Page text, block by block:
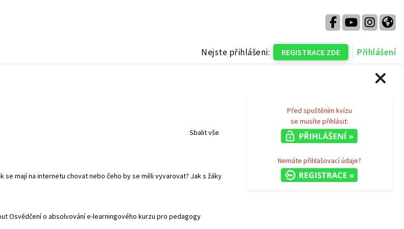
Nejste přihlášeni: REGISTRACE ZDE Přihlášení
Před spuštěním kvízu
se musíte přihlásit:
Nemáte přihlašovací údaje?
Sbalit vše
se mají na internetu chovat nebo čeho by se měli vyvarovat? Jak s žáky
Osvědčení o absolvování e-learningového kurzu pro pedagogy